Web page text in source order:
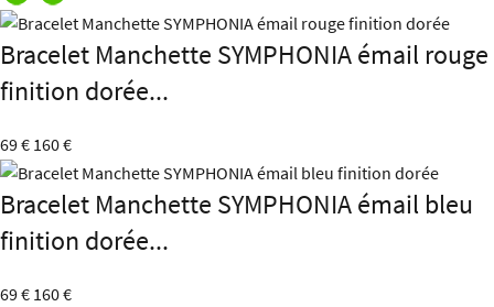
Bracelet Manchette SYMPHONIA émail rouge
finition dorée...
69 € 160 €
Bracelet Manchette SYMPHONIA émail bleu
finition dorée...
69 € 160 €